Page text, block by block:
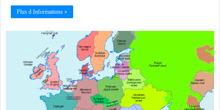
Plus d Informations »